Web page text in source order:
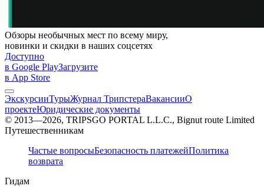
Обзоры необычных мест по всему миру,
новинки и скидки в наших соцсетях
Доступно
в Google PlayЗагрузите
в App Store
ЭкскурсииТурыЖурнал ТрипстераВакансииО
проектеЮридические документы
© 2013—2026, TRIPSGO PORTAL L.L.C., Bignut route Limited
Путешественникам
Частые вопросыБезопасность платежейПолитика
возврата
Гидам